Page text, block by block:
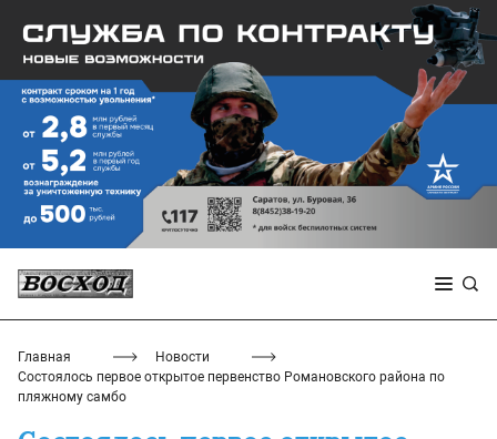
Главная
Новости
Состоялось первое открытое первенство Романовского района по
пляжному самбо